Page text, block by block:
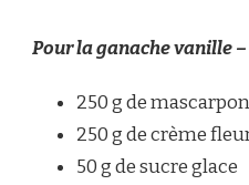
Pour la ganache vanille
250 g de
250 g de crème
50 g de sucre glace